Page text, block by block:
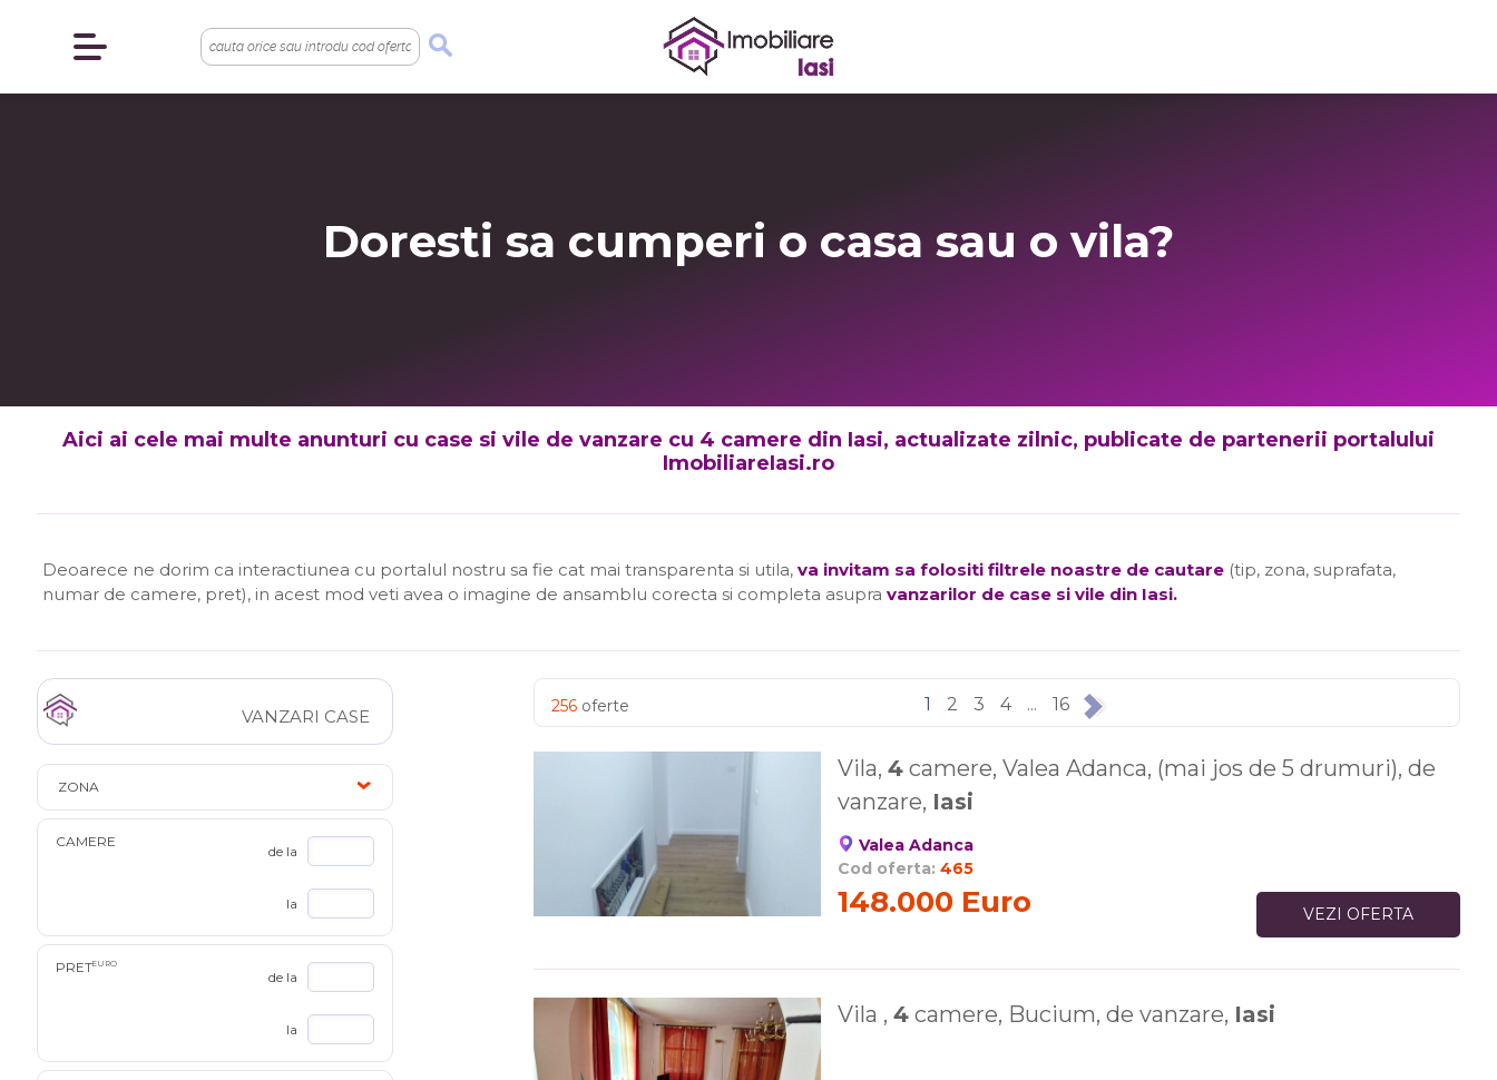
Doresti sa cumperi o casa sau o vila?
Aici ai cele mai multe anunturi cu case si vile de vanzare cu 4 camere din Iasi, actualizate zilnic, publicate de partenerii portalului
ImobiliareIasi.ro
Deoarece ne dorim ca interactiunea cu portalul nostru sa fie cat mai transparenta si utila, va invitam sa folositi filtrele noastre de cautare (tip, zona, suprafata,
numar de camere, pret), in acest mod veti avea o imagine de ansamblu corecta si completa asupra vanzarilor de case si vile din Iasi.
VANZARI CASE
ZONA
CAMERE
de la
la
PRETEURO
de la
la
256 oferte 1 2 3 4 ... 16
Vila, 4 camere, Valea Adanca, (mai jos de 5 drumuri), de
vanzare, Iasi
Valea Adanca
Cod oferta: 465
148.000 Euro VEZI OFERTA
Vila , 4 camere, Bucium, de vanzare, Iasi